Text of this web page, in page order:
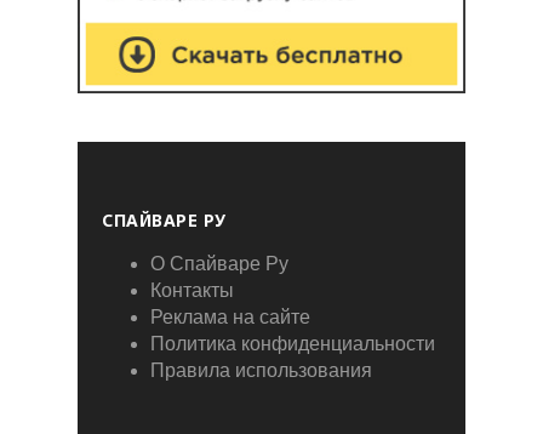
СПАЙВАРЕ РУ
О Спайваре Ру
Контакты
Реклама на сайте
Политика конфиденциальности
Правила использования